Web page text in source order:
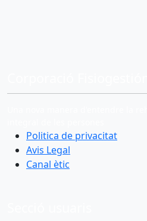
Politica de privacitat
Avis Legal
Canal ètic